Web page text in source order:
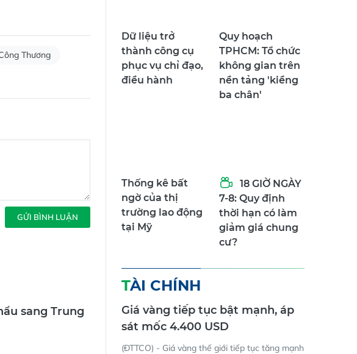
Thương
GỬI BÌNH LUẬN
sang Trung
Dữ liệu trở
thành công cụ
phục vụ chỉ đạo,
điều hành
Quy hoạch
TPHCM: Tổ chức
không gian trên
nền tảng 'kiềng
ba chân'
Thống kê bất
ngờ của thị
trường lao động
tại Mỹ
18 GIỜ NGÀY
7-8: Quy định
thời hạn có làm
giảm giá chung
cư?
TÀI CHÍNH
Giá vàng tiếp tục bật mạnh, áp
sát mốc 4.400 USD
(ĐTTCO) - Giá vàng thế giới tiếp tục tăng mạnh